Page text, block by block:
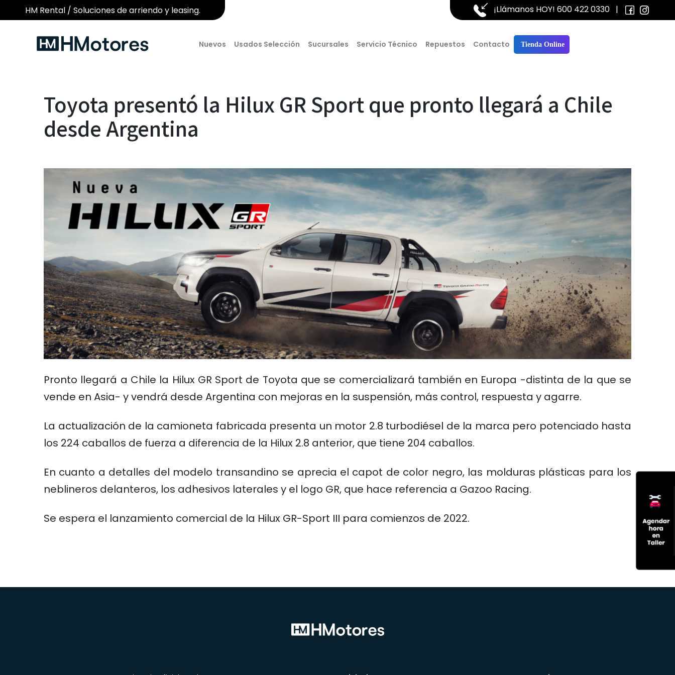
HM Rental / Soluciones de arriendo y leasing. ¡Llámanos HOY! 600 422 0330 |
Nuevos Usados Selección Sucursales Servicio Técnico Repuestos Contacto Tienda Online
Toyota presentó la Hilux GR Sport que pronto llegará a Chile
desde Argentina
Pronto llegará a Chile la Hilux GR Sport de Toyota que se comercializará también en Europa -distinta de la que se
vende en Asia- y vendrá desde Argentina con mejoras en la suspensión, más control, respuesta y agarre.
La actualización de la camioneta fabricada presenta un motor 2.8 turbodiésel de la marca pero potenciado hasta
los 224 caballos de fuerza a diferencia de la Hilux 2.8 anterior, que tiene 204 caballos.
En cuanto a detalles del modelo transandino se aprecia el capot de color negro, las molduras plásticas para los
neblineros delanteros, los adhesivos laterales y el logo GR, que hace referencia a Gazoo Racing.
Se espera el lanzamiento comercial de la Hilux GR-Sport III para comienzos de 2022.